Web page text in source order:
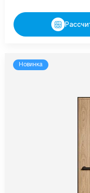
Новинка